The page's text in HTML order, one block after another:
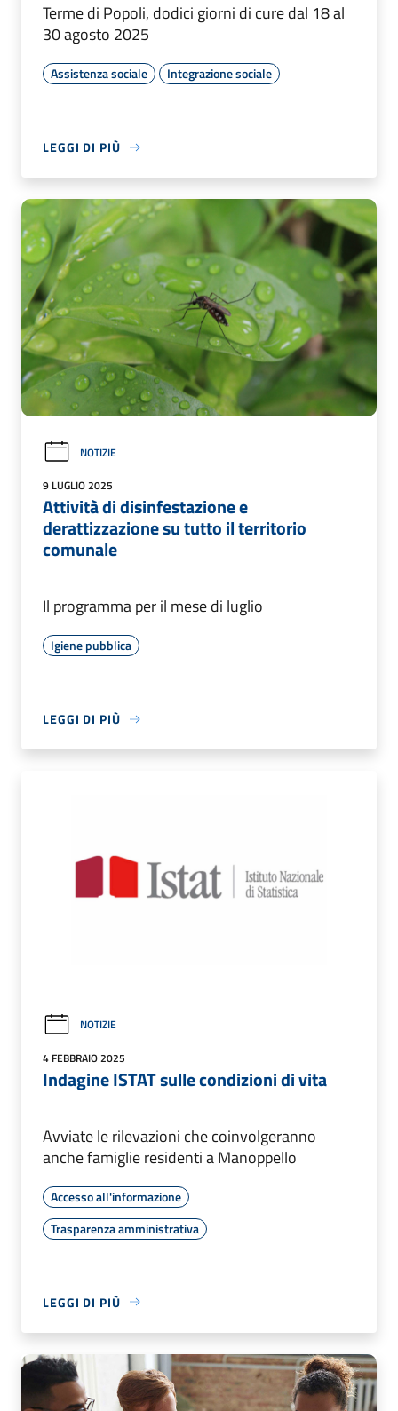
Terme di Popoli, dodici giorni di cure dal 18 al
30 agosto 2025
Assistenza sociale Integrazione sociale
LEGGI DI PIÙ
NOTIZIE
9 LUGLIO 2025
Attività di disinfestazione e
derattizzazione su tutto il territorio
comunale
Il programma per il mese di luglio
Igiene pubblica
LEGGI DI PIÙ
NOTIZIE
4 FEBBRAIO 2025
Indagine ISTAT sulle condizioni di vita
Avviate le rilevazioni che coinvolgeranno
anche famiglie residenti a Manoppello
Accesso all'informazione
Trasparenza amministrativa
LEGGI DI PIÙ